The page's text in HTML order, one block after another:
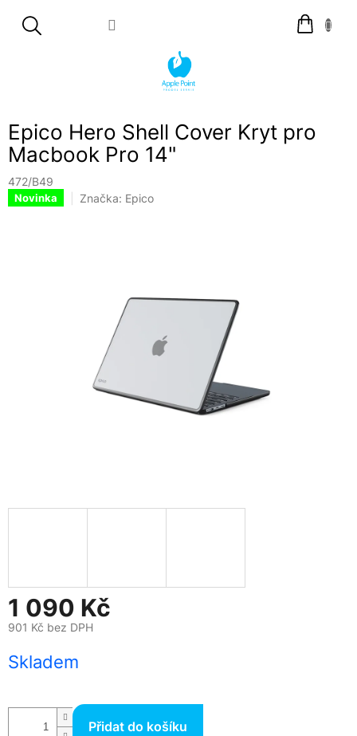
Nákupní
košík
Epico Hero Shell Cover Kryt pro
Macbook Pro 14"
472/B49
Novinka Značka: Epico
1 090 Kč
901 Kč bez DPH
cena:
Skladem
Přidat do košíku